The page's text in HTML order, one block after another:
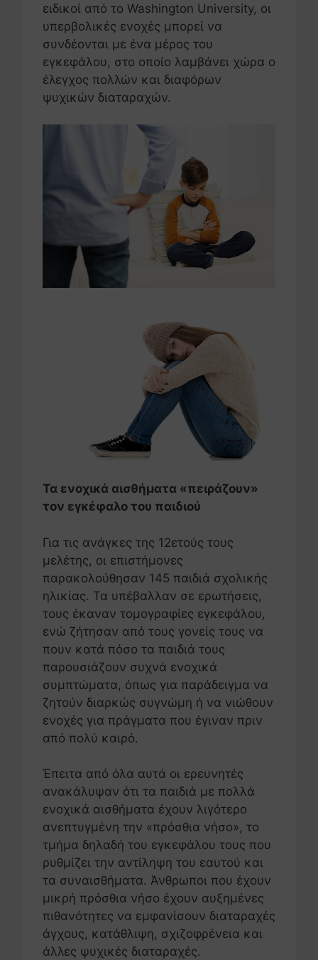
ειδικοί από το Washington University, οι
υπερβολικές ενοχές μπορεί να
συνδέονται με ένα μέρος του
εγκεφάλου, στο οποίο λαμβάνει χώρα ο
έλεγχος πολλών και διαφόρων
ψυχικών διαταραχών.
Τα ενοχικά αισθήματα «πειράζουν»
τον εγκέφαλο του παιδιού
Για τις ανάγκες της 12ετούς τους
μελέτης, οι επιστήμονες
παρακολούθησαν 145 παιδιά σχολικής
ηλικίας. Τα υπέβαλλαν σε ερωτήσεις,
τους έκαναν τομογραφίες εγκεφάλου,
ενώ ζήτησαν από τους γονείς τους να
πουν κατά πόσο τα παιδιά τους
παρουσιάζουν συχνά ενοχικά
συμπτώματα, όπως για παράδειγμα να
ζητούν διαρκώς συγνώμη ή να νιώθουν
ενοχές για πράγματα που έγιναν πριν
από πολύ καιρό.
Έπειτα από όλα αυτά οι ερευνητές
ανακάλυψαν ότι τα παιδιά με πολλά
ενοχικά αισθήματα έχουν λιγότερο
ανεπτυγμένη την «πρόσθια νήσο», το
τμήμα δηλαδή του εγκεφάλου τους που
ρυθμίζει την αντίληψη του εαυτού και
τα συναισθήματα. Άνθρωποι που έχουν
μικρή πρόσθια νήσο έχουν αυξημένες
πιθανότητες να εμφανίσουν διαταραχές
άγχους, κατάθλιψη, σχιζοφρένεια και
άλλες ψυχικές διαταραχές.